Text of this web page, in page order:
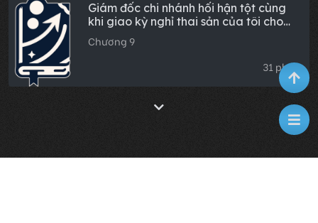
Giám đốc chi nhánh hối hận tột cùng
khi giao kỳ nghỉ thai sản của tôi cho
thực tập sinh
Chương 9
31 phút